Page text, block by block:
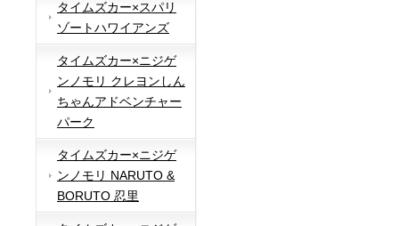
タイムズカー×スパリ
ゾートハワイアンズ
タイムズカー×ニジゲ
ンノモリ クレヨンしん
ちゃんアドベンチャー
パーク
タイムズカー×ニジゲ
ンノモリ NARUTO &
BORUTO 忍里